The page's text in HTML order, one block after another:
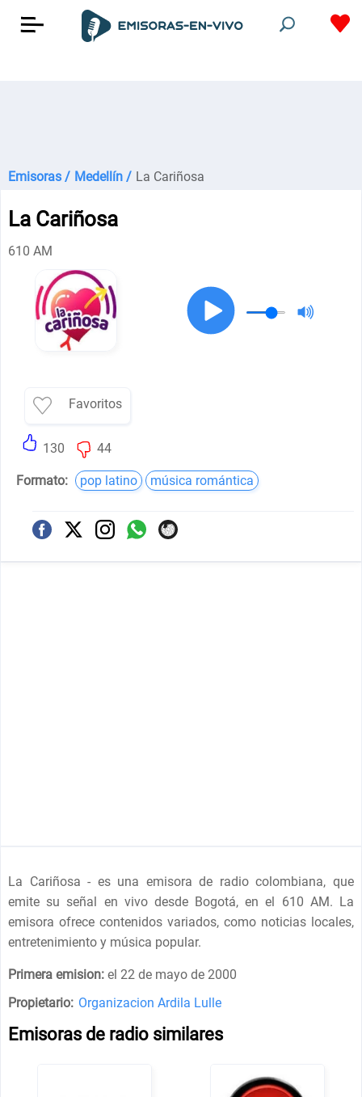
Emisoras / Medellín / La Cariñosa
La Cariñosa
610 AM
Favoritos
130 44
Formato: pop latino música romántica
La Cariñosa - es una emisora de radio colombiana, que
emite su señal en vivo desde Bogotá, en el 610 AM. La
emisora ofrece contenidos variados, como noticias locales,
entretenimiento y música popular.
Primera emision: el 22 de mayo de 2000
Propietario: Organizacion Ardila Lulle
Emisoras de radio similares